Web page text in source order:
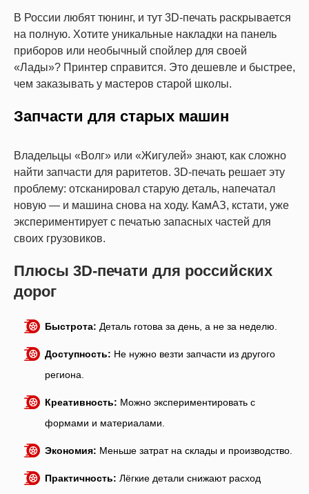
В России любят тюнинг, и тут 3D-печать раскрывается
на полную. Хотите уникальные накладки на панель
приборов или необычный спойлер для своей
«Лады»? Принтер справится. Это дешевле и быстрее,
чем заказывать у мастеров старой школы.
Запчасти для старых машин
Владельцы «Волг» или «Жигулей» знают, как сложно
найти запчасти для раритетов. 3D-печать решает эту
проблему: отсканировал старую деталь, напечатал
новую — и машина снова на ходу. КамАЗ, кстати, уже
экспериментирует с печатью запасных частей для
своих грузовиков.
Плюсы 3D-печати для российских
дорог
Быстрота: Деталь готова за день, а не за неделю.
Доступность: Не нужно везти запчасти из другого
региона.
Креативность: Можно экспериментировать с
формами и материалами.
Экономия: Меньше затрат на склады и производство.
Практичность: Лёгкие детали снижают расход